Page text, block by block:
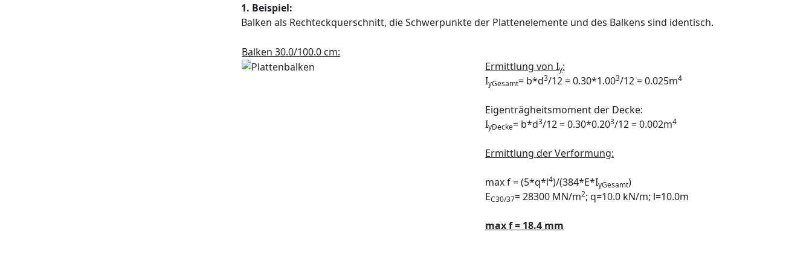
1. Beispiel:
Balken als Rechteckquerschnitt, die Schwerpunkte der Plattenelemente und des Balkens sind identisch.
Balken 30.0/100.0 cm:
Ermittlung von Iy:
IyGesamt= b*d3/12 = 0.30*1.003/12 = 0.025m4
Eigenträgheitsmoment der Decke:
IyDecke= b*d3/12 = 0.30*0.203/12 = 0.002m4
Ermittlung der Verformung:
max f = (5*q*l4)/(384*E*IyGesamt)
EC30/37= 28300 MN/m2; q=10.0 kN/m; l=10.0m
max f = 18.4 mm